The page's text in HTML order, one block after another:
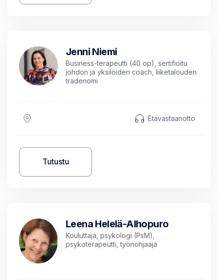
Jenni Niemi
Business-terapeutti (40 op), sertifioitu
johdon ja yksilöiden coach, liiketalouden
tradenomi
Etävastaanotto
Tutustu
Leena Helelä-Alhopuro
Kouluttaja, psykologi (PsM),
psykoterapeutti, työnohjaaja